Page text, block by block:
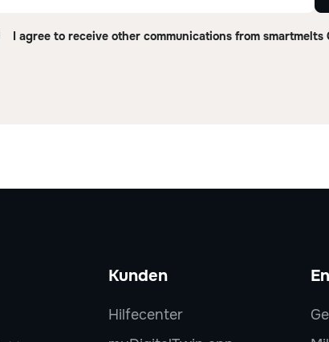
I agree to receive other communications from smartmelts
Kunden
Hilfecenter